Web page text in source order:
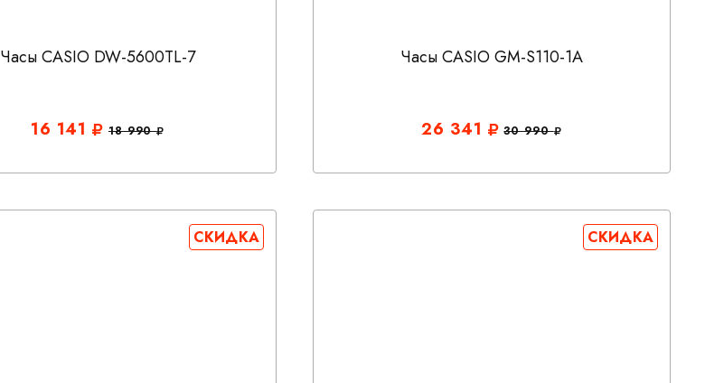
Часы CASIO DW-5600TL-7
16 141 18 990
Часы CASIO GM-S110-1A
26 341 30 990
СКИДКА СКИДКА